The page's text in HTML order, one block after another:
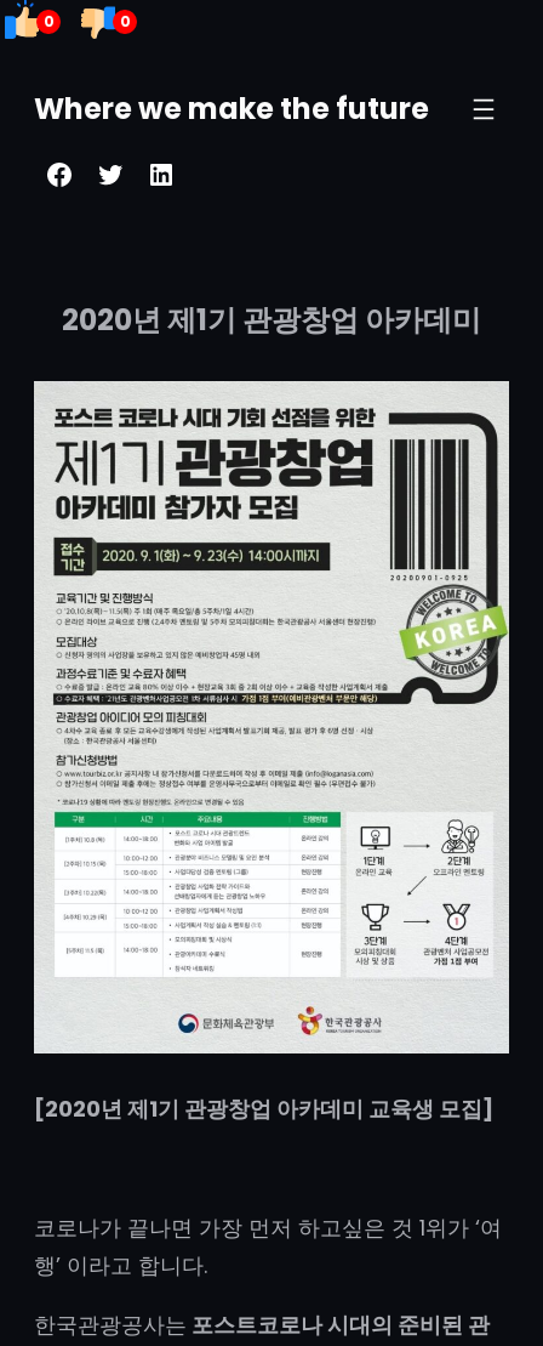
0 0
Where we make the future
Facebook
TwitterLinkedIn
2020년 제1기 관광창업 아카데미
[2020년 제1기 관광창업 아카데미 교육생 모집]
코로나가 끝나면 가장 먼저 하고싶은 것 1위가 ‘여
행’ 이라고 합니다.
한국관광공사는 포스트코로나 시대의 준비된 관